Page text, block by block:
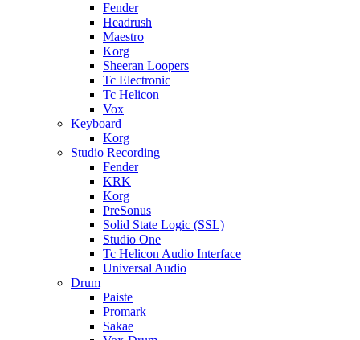
Fender
Headrush
Maestro
Korg
Sheeran Loopers
Tc Electronic
Tc Helicon
Vox
Keyboard
Korg
Studio Recording
Fender
KRK
Korg
PreSonus
Solid State Logic (SSL)
Studio One
Tc Helicon Audio Interface
Universal Audio
Drum
Paiste
Promark
Sakae